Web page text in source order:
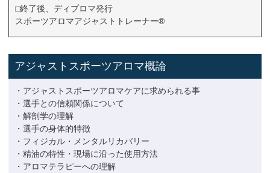
□終了後、ディプロマ発行
スポーツアロマアジャストトレーナー®
アジャストスポーツアロマ概論
・アジャストスポーツアロマケアに求められる事
・選手との信頼関係について
・解剖学の理解
・選手の身体的特徴
・フィジカル・メンタルリカバリー
・精油の特性・現場に沿った使用方法
・アロマテラピーへの理解